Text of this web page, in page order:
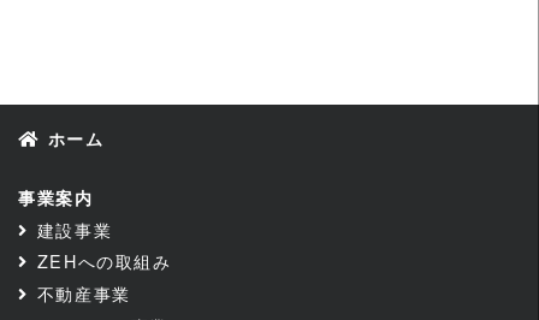
ホーム
事業案内
建設事業
ZEHへの取組み
不動産事業